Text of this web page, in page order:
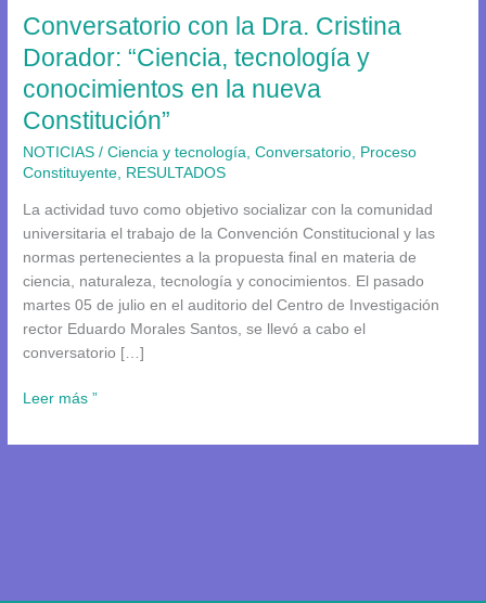
Conversatorio con la Dra. Cristina
Dorador: “Ciencia, tecnología y
conocimientos en la nueva
Constitución”
NOTICIAS /Ciencia y tecnología ,Conversatorio
Proceso
Constituyente
RESULTADOS
La actividad tuvo como objetivo socializar con la comunidad
universitaria el trabajo de la Convención Constitucional y las
normas pertenecientes a la propuesta final en materia de
ciencia, naturaleza, tecnología y conocimientos. El pasado
martes 05 de julio en el auditorio del Centro de Investigación
rector Eduardo Morales Santos, se llevó a cabo el
conversatorio […]
tecnología
y
conocimientos
en
la
Constitución”
Leer más ”